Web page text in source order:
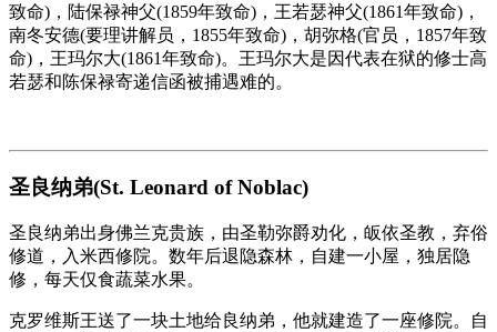
致命)，陆保禄神父(1859年致命)，王若瑟神父(1861年致命)，
南冬安德(要理讲解员，1855年致命)，胡弥格(官员，1857年致
命)，王玛尔大(1861年致命)。王玛尔大是因代表在狱的修士高
若瑟和陈保禄寄递信函被捕遇难的。
圣良纳弟(St. Leonard of Noblac)
圣良纳弟出身佛兰克贵族，由圣勒弥爵劝化，皈依圣教，弃俗
修道，入米西修院。数年后退隐森林，自建一小屋，独居隐
修，每天仅食蔬菜水果。
克罗维斯王送了一块土地给良纳弟，他就建造了一座修院。自